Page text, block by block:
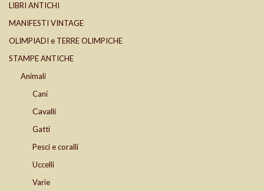
LIBRI ANTICHI
MANIFESTI VINTAGE
OLIMPIADI e TERRE OLIMPICHE
STAMPE ANTICHE
Animali
Cani
Cavalli
Gatti
Pesci e coralli
Uccelli
Varie